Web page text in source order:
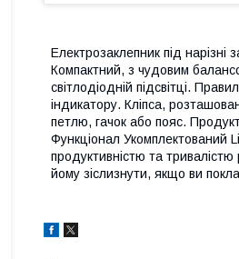
Електрозаклепник під
Компактний, з чудовим
світлодіодній підсвітці.
індикатору. Кліпса,
петлю, гачок або пояс.
Функціонал Укомплектований
продуктивністю та
йому зіслизнути, якщо ви